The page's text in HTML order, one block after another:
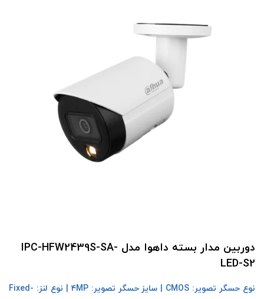
دوربین مدار بسته داهوا مدل IPC-HFW2439S-SA-
LED-S2
نوع حسگر تصویر: CMOS | سایز حسگر تصویر: ۴MP | نوع لنز: Fixed-